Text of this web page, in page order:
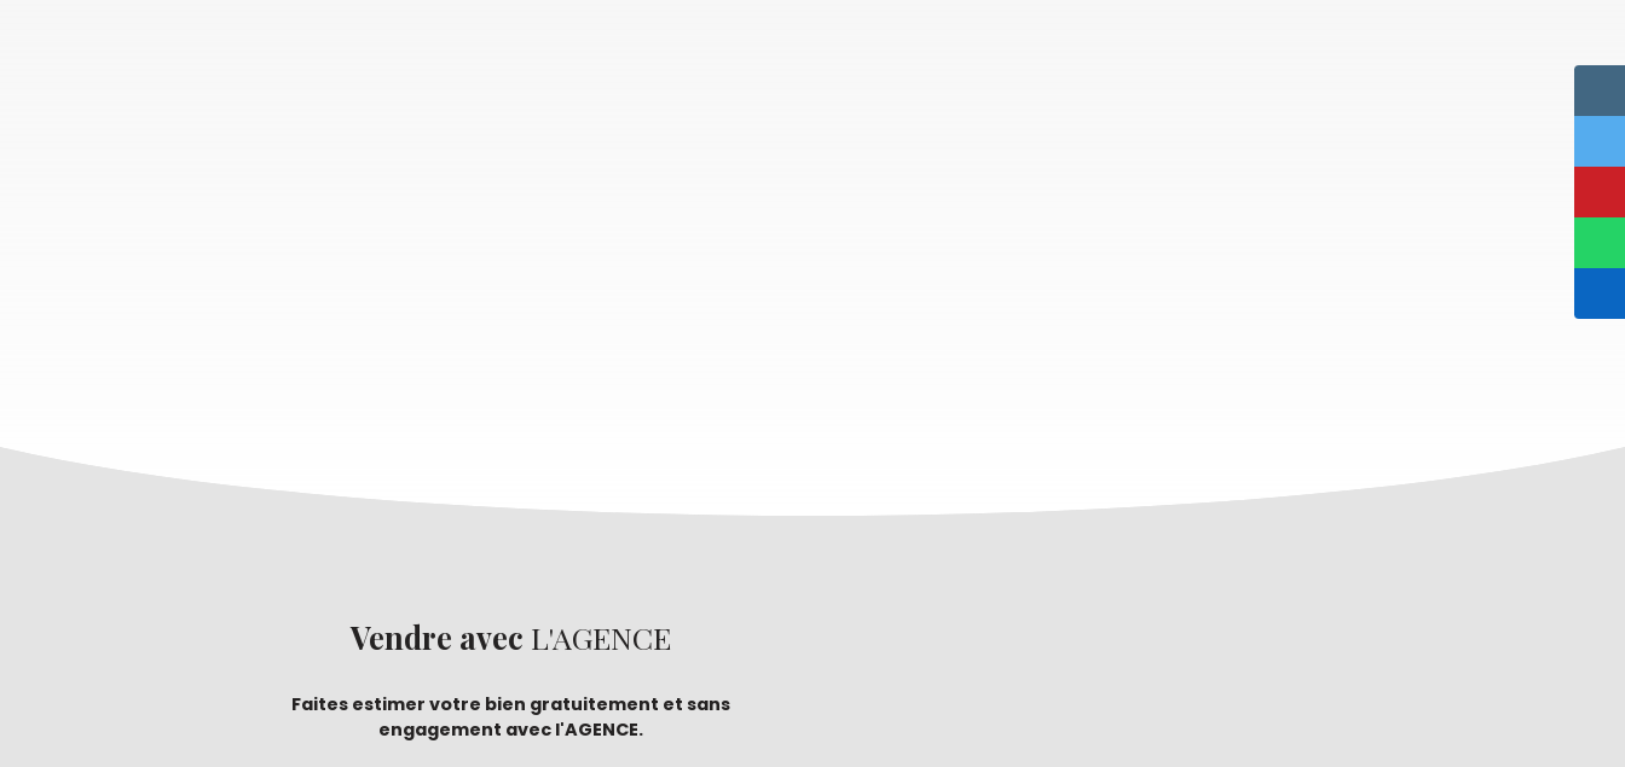
Vendre avec L'AGENCE
Faites estimer votre bien gratuitement et sans
engagement avec l'AGENCE.